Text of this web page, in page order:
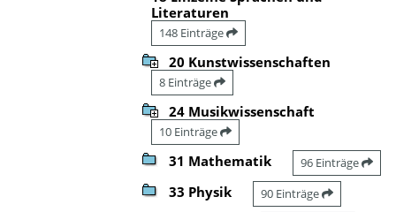
Literaturen
148 Einträge
20 Kunstwissenschaften
8 Einträge
24 Musikwissenschaft
10 Einträge
31 Mathematik 96 Einträge
33 Physik 90 Einträge